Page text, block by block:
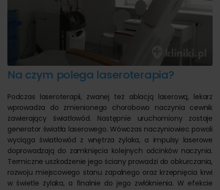
Na czym polega laseroterapia?
Podczas laseroterapii, zwanej też ablacją laserową, lekarz
wprowadza do zmienionego chorobowo naczynia cewnik
zawierający światłowód. Następnie uruchomiony zostaje
generator światła laserowego. Wówczas naczyniowiec powoli
wyciąga światłowód z wnętrza żylaka, a impulsy laserowe
doprowadzają do zamknięcia kolejnych odcinków naczynia.
Termiczne uszkodzenie jego ściany prowadzi do obkurczania,
rozwoju miejscowego stanu zapalnego oraz krzepnięcia krwi
w świetle żylaka, a finalnie do jego zwłóknienia. W efekcie